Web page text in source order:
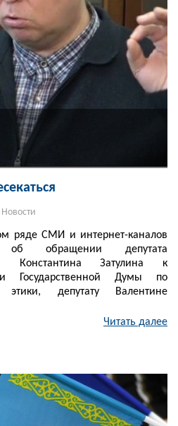
Новости
ряде СМИ и интернет-каналов
обращении депутата
Константина Затулина к
Государственной Думы по
этики, депутату Валентине
Читать далее